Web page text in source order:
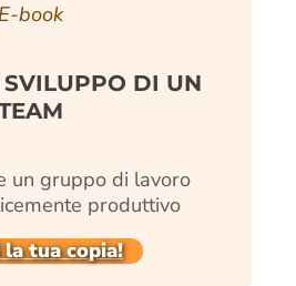
E-book
DI UN
un gruppo di lavoro
produttivo
tua copia!